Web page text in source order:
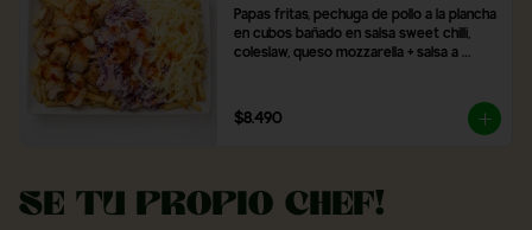
Papas fritas, pechuga de pollo a la plancha
en cubos bañado en salsa sweet chilli,
coleslaw, queso mozzarella + salsa a
$8.490
Se tu propio Chef!